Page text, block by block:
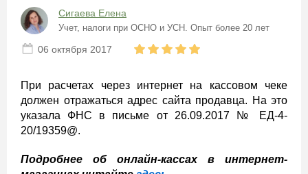
Сигаева Елена
Учет, налоги при ОСНО и УСН. Опыт более 20 лет
06 октября 2017
При расчетах через интернет на кассовом чеке
должен отражаться адрес сайта продавца. На это
указала ФНС в письме от 26.09.2017 № ЕД-4-
20/19359@.
Подробнее об онлайн-кассах в интернет-